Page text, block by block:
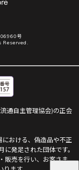
号
通自主管理協会)の正会
おける、偽造品や不正
発足された団体です。
販売を行い、お客さま